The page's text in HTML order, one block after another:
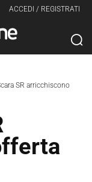
ACCEDI / REGISTRATI
SR arricchiscono